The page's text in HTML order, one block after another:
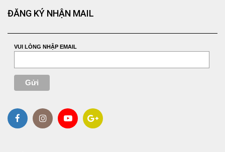
ĐĂNG KÝ NHẬN MAIL
VUI LÒNG NHẬP EMAIL